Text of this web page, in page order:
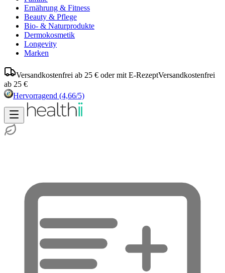
Ernährung & Fitness
Beauty & Pflege
Bio- & Naturprodukte
Dermokosmetik
Longevity
Marken
Versandkostenfrei ab 25 € oder mit E-RezeptVersandkostenfrei
ab 25 €
Hervorragend (4,66/5)